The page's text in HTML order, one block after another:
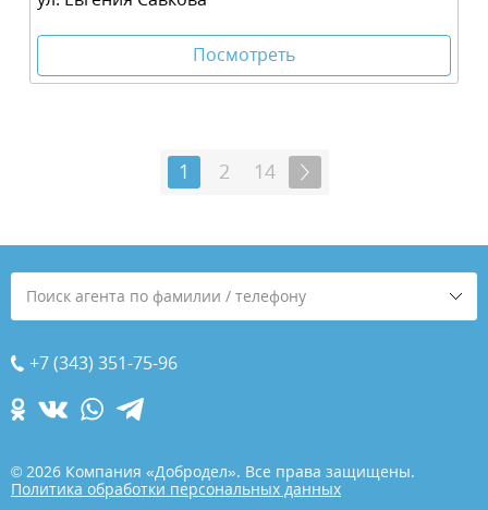
Посмотреть
1 2 14
+7 (343) 351-75-96
Поиск агента по фамилии / телефону
© 2026 Компания «Добродел». Все права защищены.
Политика обработки персональных данных